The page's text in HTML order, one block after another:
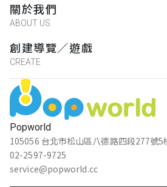
Popworld
105056 台北市松山區八德路四段277號5
02-2597-9725
service@popworld.cc
關於我們
ABOUT US
創建導覽／遊戲
CREATE